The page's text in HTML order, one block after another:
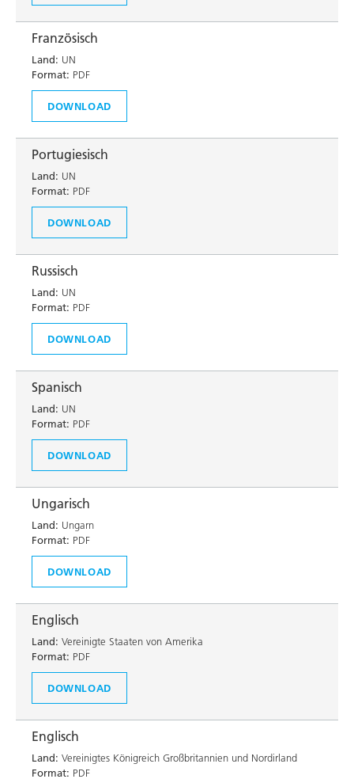
Französisch
Land: UN
Format: PDF
DOWNLOAD
Portugiesisch
Land: UN
Format: PDF
DOWNLOAD
Russisch
Land: UN
Format: PDF
DOWNLOAD
Spanisch
Land: UN
Format: PDF
DOWNLOAD
Ungarisch
Land: Ungarn
Format: PDF
DOWNLOAD
Englisch
Land: Vereinigte Staaten von Amerika
Format: PDF
DOWNLOAD
Englisch
Land: Vereinigtes Königreich Großbritannien und Nordirland
Format: PDF